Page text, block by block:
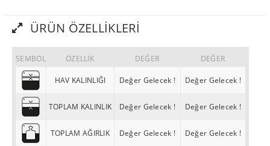
ÜRÜN ÖZELLIKLERI
SEMBOL ÖZELLİK DEĞER DEĞER
HAV KALINLIĞI Değer Gelecek ! Değer Gelecek !
TOPLAM KALINLIK Değer Gelecek ! Değer Gelecek !
TOPLAM AĞIRLIK Değer Gelecek ! Değer Gelecek !